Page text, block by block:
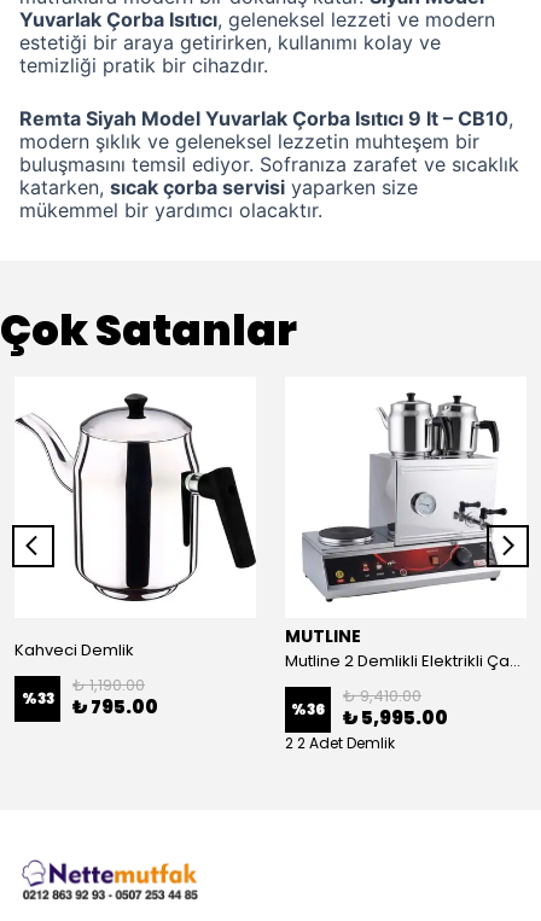
Yuvarlak Çorba Isıtıcı, geleneksel lezzeti ve modern
estetiği bir araya getirirken, kullanımı kolay ve
temizliği pratik bir cihazdır.
Remta Siyah Model Yuvarlak Çorba Isıtıcı 9 lt – CB10,
modern şıklık ve geleneksel lezzetin muhteşem bir
buluşmasını temsil ediyor. Sofranıza zarafet ve sıcaklık
katarken, sıcak çorba servisi yaparken size
mükemmel bir yardımcı olacaktır.
Çok Satanlar
Kahveci Demlik
%33
₺ 1,190.00
₺ 795.00
MUTLINE
Mutline 2 Demlikli Elektrikli Çay Kazanı, Çay Ocağı 25 LT
%36
₺ 9,410.00
₺ 5,995.00
2 2 Adet Demlik